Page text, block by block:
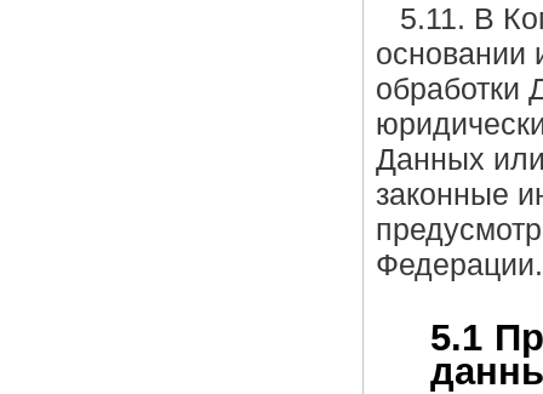
5.11. В
основании
Данных
законные
Федерации.
5.1